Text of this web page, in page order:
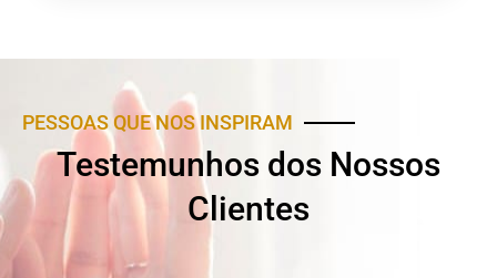
PESSOAS QUE NOS INSPIRAM
Testemunhos dos Nossos
Clientes